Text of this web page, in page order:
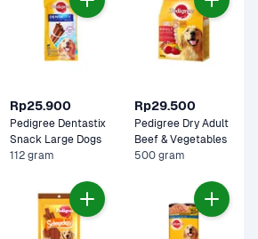
Rp25.900
Pedigree Dentastix
Snack Large Dogs
112 gram
Rp29.500
Pedigree Dry Adult
Beef & Vegetables
500 gram